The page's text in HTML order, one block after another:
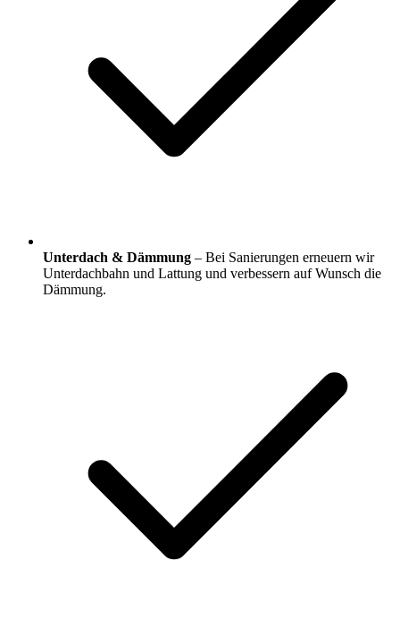
Unterdach & Dämmung – Bei Sanierungen erneuern wir
Unterdachbahn und Lattung und verbessern auf Wunsch die
Dämmung.